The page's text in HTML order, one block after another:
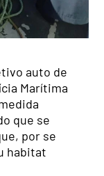
auto de
Marítima
que se
por se
habitat